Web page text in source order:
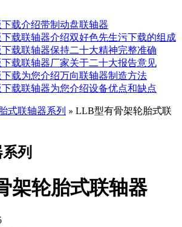
载介绍带制动盘联轴器
载联轴器介绍双好色先生污下载的组成
载联轴器保持二十大精神完整准确
载联轴器厂家关于二十大报告意见
载为您介绍万向联轴器制造方法
载联轴器为您介绍设备优点和缺点
式联轴器系列 » LLB型有骨架轮胎式联
列
架轮胎式联轴器